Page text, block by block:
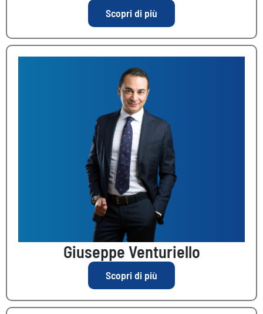
Scopri di più
Giuseppe Venturiello
Scopri di più